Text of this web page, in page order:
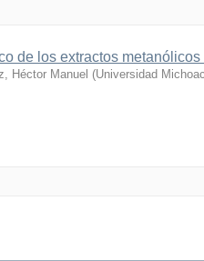
de los extractos
Héctor Manuel (Universidad